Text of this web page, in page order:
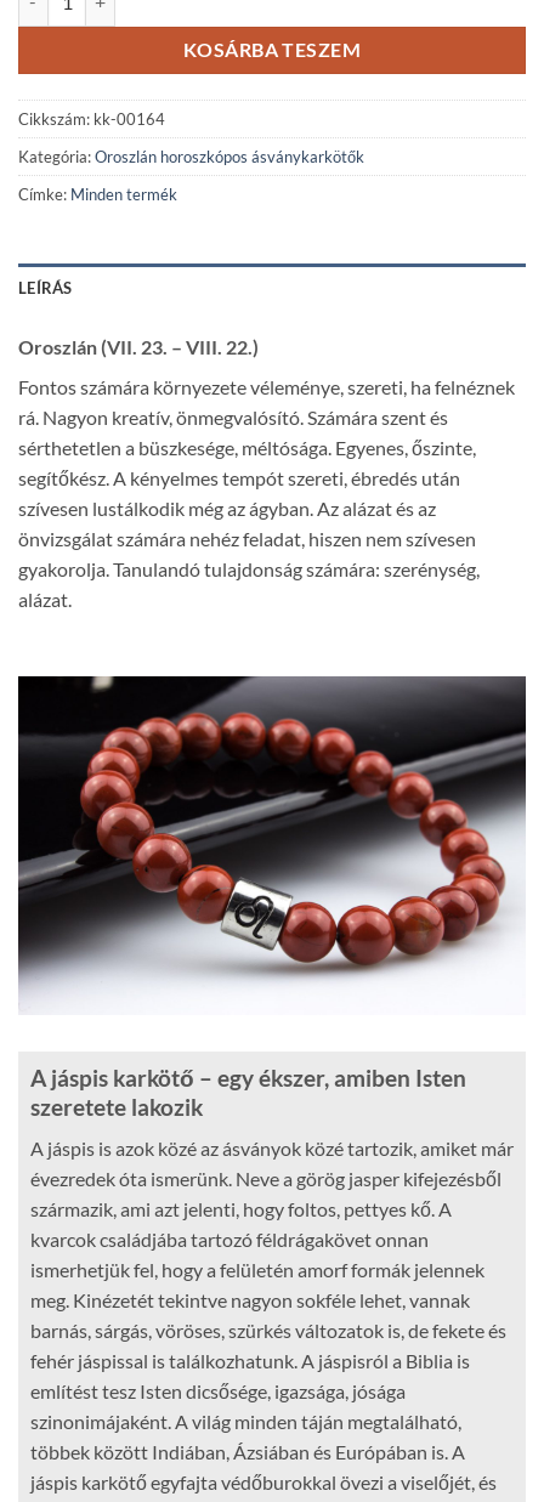
KOSÁRBA TESZEM
Cikkszám: kk-00164
Kategória:Oroszlán horoszkópos ásványkarkötők
Címke: Minden termék
LEÍRÁS
Oroszlán (VII. 23. – VIII. 22.)
Fontos számára környezete véleménye, szereti, ha felnéznek
rá. Nagyon kreatív, önmegvalósító. Számára szent és
sérthetetlen a büszkesége, méltósága. Egyenes, őszinte,
segítőkész. A kényelmes tempót szereti, ébredés után
szívesen lustálkodik még az ágyban. Az alázat és az
önvizsgálat számára nehéz feladat, hiszen nem szívesen
gyakorolja. Tanulandó tulajdonság számára: szerénység,
alázat.
A jáspis karkötő – egy ékszer, amiben Isten
szeretete lakozik
A jáspis is azok közé az ásványok közé tartozik, amiket már
évezredek óta ismerünk. Neve a görög jasper kifejezésből
származik, ami azt jelenti, hogy foltos, pettyes kő. A
kvarcok családjába tartozó féldrágakövet onnan
ismerhetjük fel, hogy a felületén amorf formák jelennek
meg. Kinézetét tekintve nagyon sokféle lehet, vannak
barnás, sárgás, vöröses, szürkés változatok is, de fekete és
fehér jáspissal is találkozhatunk. A jáspisról a Biblia is
említést tesz Isten dicsősége, igazsága, jósága
szinonimájaként. A világ minden táján megtalálható,
többek között Indiában, Ázsiában és Európában is. A
jáspis karkötő egyfajta védőburokkal övezi a viselőjét, és